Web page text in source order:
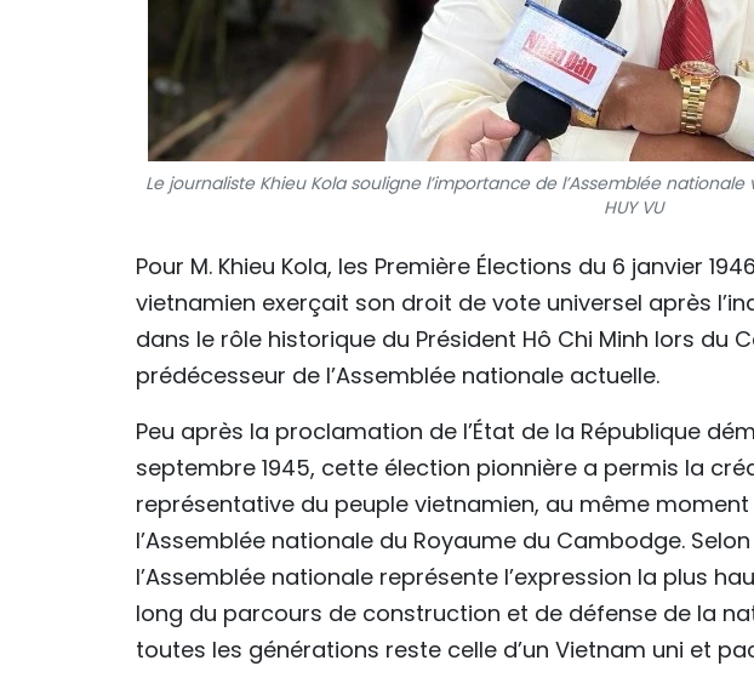
Le journaliste Khieu Kola souligne l’importance de l’Assemblée
HUY VU
Pour M. Khieu Kola, les Première Élections du 6 janvier
vietnamien exerçait son droit de vote universel après
dans le rôle historique du Président Hô Chi Minh lors du
prédécesseur de l’Assemblée nationale actuelle.
Peu après la proclamation de l’État de la République
septembre 1945, cette élection pionnière a permis la
représentative du peuple vietnamien, au même
l’Assemblée nationale du Royaume du Cambodge.
l’Assemblée nationale représente l’expression la plus
long du parcours de construction et de défense de la
toutes les générations reste celle d’un Vietnam uni et